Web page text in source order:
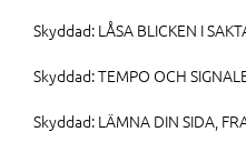
Skyddad: LÅSA BLICKEN I
Skyddad: TEMPO OCH
Skyddad: LÄMNA DIN SIDA,